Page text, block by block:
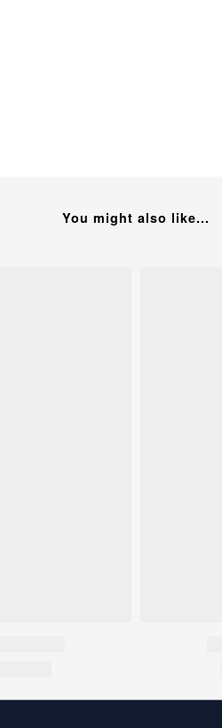
You might also like...